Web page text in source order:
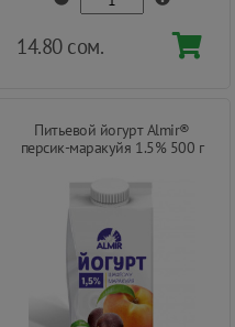
14.80 сом.
Питьевой йогурт Almir®
персик-маракуйя 1.5% 500 г